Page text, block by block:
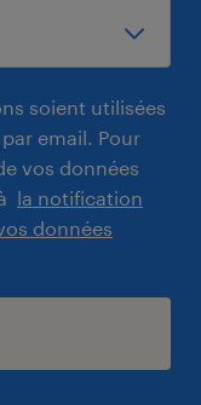
soient utilisées
email. Pour
vos données
la notification
données